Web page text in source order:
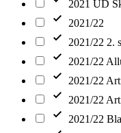
2021 UD
2021/22
2021/22 2.
2021/22
2021/22
2021/22
2021/22